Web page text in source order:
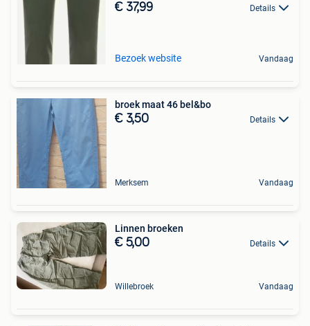
€ 37,99 Details
Bezoek website Vandaag
broek maat 46 bel&bo
€ 3,50 Details
Merksem Vandaag
Linnen broeken
€ 5,00 Details
Willebroek Vandaag